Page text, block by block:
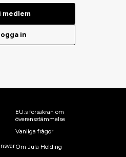
medlem
in
EU:s försäkran om
överensstämmelse
Vanliga frågor
Om Jula Holding